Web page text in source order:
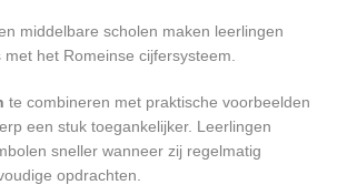
middelbare scholen maken leerlingen
het Romeinse cijfersysteem.
te combineren met praktische voorbeelden
een stuk toegankelijker. Leerlingen
sneller wanneer zij regelmatig
opdrachten.